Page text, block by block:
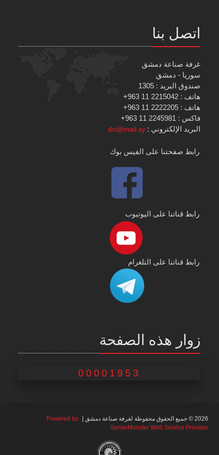
اتصل بنا
غرفة صناعة دمشق
سوريا - دمشق
صندوق البريد : 1305
هاتف : 2215042 11 963+
هاتف : 2222205 11 963+
فاكس : 2245981 11 963+
البريد الإلكتروني :dci@mail.sy
رابط صفحتنا على الفيس بوك
رابط قناتنا على اليوتيوب
رابط قناتنا على التلغرام
زوار هذه الصفحة
00001953
2026 © جميع الحقوق محفوظة لغرفة صناعة دمشق |
Powered by
SyrianMonster Web Service Provider